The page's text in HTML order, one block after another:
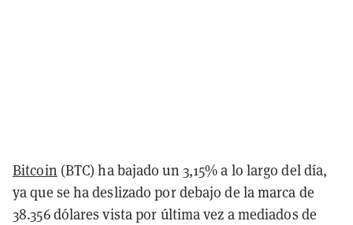
Bitcoin (BTC) ha bajado un 3,15% a lo largo del día,
ya que se ha deslizado por debajo de la marca de
38.356 dólares vista por última vez a mediados de